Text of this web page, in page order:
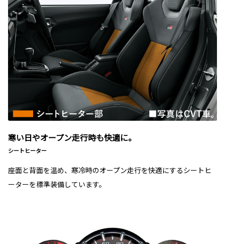
寒い日やオープン走行時も快適に。
シートヒーター
座面と背面を温め、寒冷時のオープン走行を快適にするシートヒ
ーターを標準装備しています。